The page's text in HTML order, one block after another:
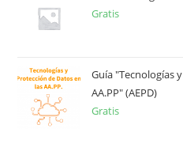
Gratis
Guía "Tecnologías
AA.PP" (AEPD)
Gratis